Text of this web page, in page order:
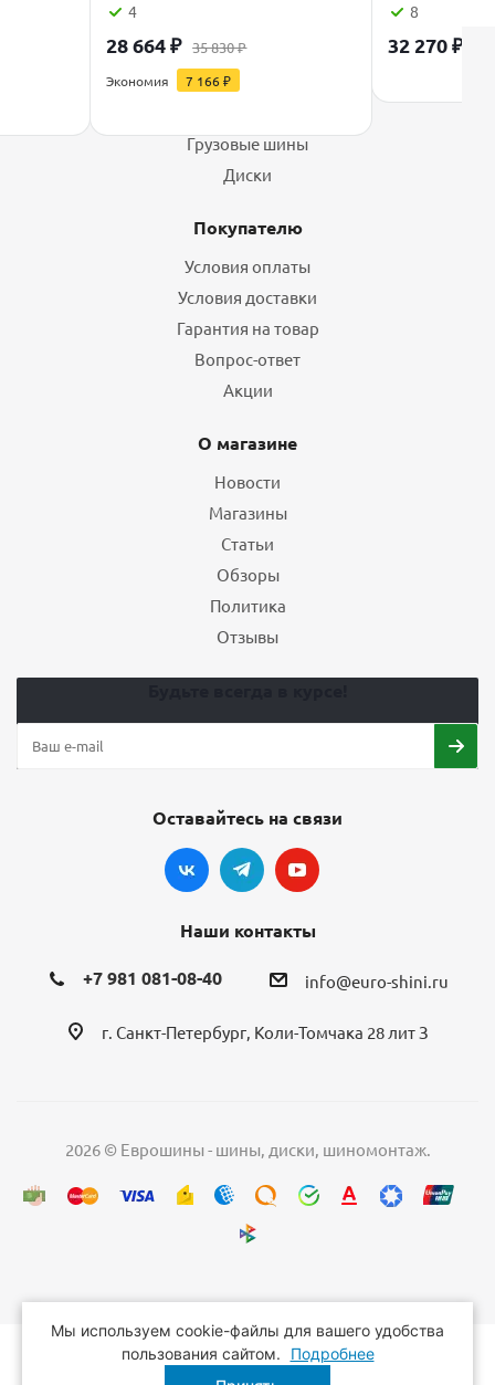
4
28 664₽ 35 830₽
Экономия 7 166₽
8
32 270₽
Каталог
Грузовые шины
Диски
Покупателю
Условия оплаты
Условия доставки
Гарантия на товар
Вопрос-ответ
Акции
О магазине
Новости
Магазины
Статьи
Обзоры
Политика
Отзывы
Оставайтесь на связи
Наши контакты
+7 981 081-08-40 info@euro-shini.ru
г. Санкт-Петербург, Коли-Томчака 28 лит З
2026 © Еврошины - шины, диски, шиномонтаж.
Мы используем cookie-файлы для вашего удобства
пользования сайтом.
Подробнее